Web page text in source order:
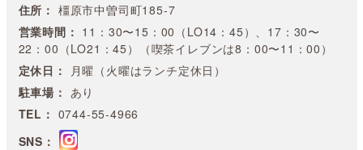
住所： 橿原市中曽司町185-7
営業時間： 11：30〜15：00（LO14：45）、17：30〜
22：00（LO21：45）（喫茶イレブンは8：00〜11：00）
定休日：
月曜（火曜はランチ定休日）
駐車場： あり
TEL： 0744-55-4966
SNS：